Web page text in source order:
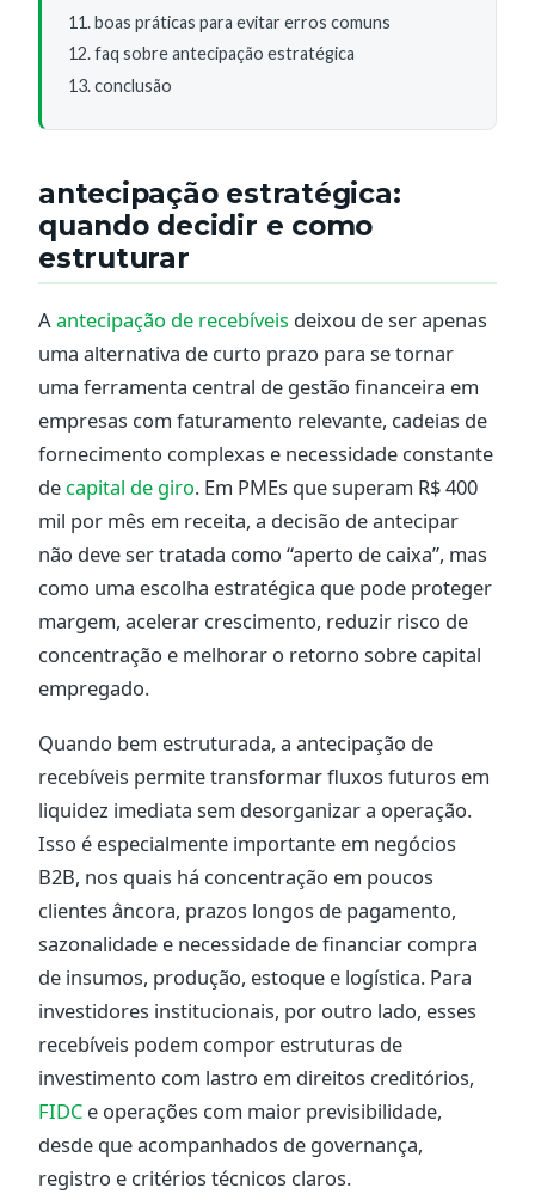
boas práticas para evitar erros comuns
faq sobre antecipação estratégica
conclusão
antecipação estratégica:
quando decidir e como
estruturar
Aantecipação de recebíveis deixou de ser apenas
uma alternativa de curto prazo para se tornar
uma ferramenta central de gestão financeira em
empresas com faturamento relevante, cadeias de
fornecimento complexas e necessidade constante
de capital de giro. Em PMEs que superam R$ 400
mil por mês em receita, a decisão de antecipar
não deve ser tratada como “aperto de caixa”, mas
como uma escolha estratégica que pode proteger
margem, acelerar crescimento, reduzir risco de
concentração e melhorar o retorno sobre capital
empregado.
Quando bem estruturada, a antecipação de
recebíveis permite transformar fluxos futuros em
liquidez imediata sem desorganizar a operação.
Isso é especialmente importante em negócios
B2B, nos quais há concentração em poucos
clientes âncora, prazos longos de pagamento,
sazonalidade e necessidade de financiar compra
de insumos, produção, estoque e logística. Para
investidores institucionais, por outro lado, esses
recebíveis podem compor estruturas de
investimento com lastro em direitos creditórios,
FIDC e operações com maior previsibilidade,
desde que acompanhados de governança,
registro e critérios técnicos claros.